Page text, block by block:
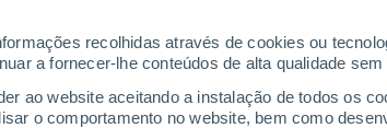
recolhidas através de cookies ou
a fornecer-lhe conteúdos de alta qualidade
ao website aceitando a instalação de todos os
o comportamento no website, bem como